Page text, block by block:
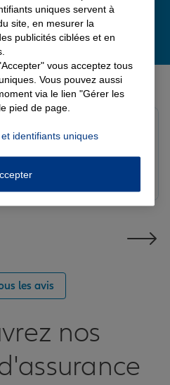
agences Allianz
les avis
nos
uniques servent à
site, en mesurer la
publicités ciblées et en
vous acceptez tous
Vous pouvez aussi
via le lien "Gérer les
pied de page.
identifiants uniques